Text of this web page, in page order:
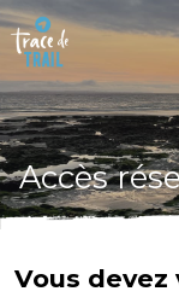
Accès
Vous devez